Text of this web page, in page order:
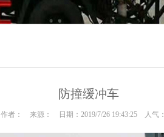
防撞缓冲车
作者： 来源： 日期：2019/7/26 19:43:25 人气：